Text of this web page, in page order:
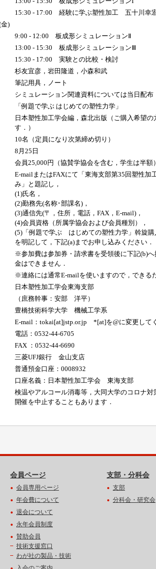
会員ページ
会員専用ページ
年会費について
退会について
永年会員制度
賛助会員
技術支援窓口
わが社の製品・技術
支部・分科会
支部
分科会・研究会